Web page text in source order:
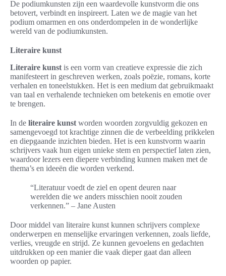
De podiumkunsten zijn een waardevolle kunstvorm die ons
betovert, verbindt en inspireert. Laten we de magie van het
podium omarmen en ons onderdompelen in de wonderlijke
wereld van de podiumkunsten.
Literaire kunst
Literaire kunst is een vorm van creatieve expressie die zich
manifesteert in geschreven werken, zoals poëzie, romans, korte
verhalen en toneelstukken. Het is een medium dat gebruikmaakt
van taal en verhalende technieken om betekenis en emotie over
te brengen.
In de literaire kunst worden woorden zorgvuldig gekozen en
samengevoegd tot krachtige zinnen die de verbeelding prikkelen
en diepgaande inzichten bieden. Het is een kunstvorm waarin
schrijvers vaak hun eigen unieke stem en perspectief laten zien,
waardoor lezers een diepere verbinding kunnen maken met de
thema’s en ideeën die worden verkend.
“Literatuur voedt de ziel en opent deuren naar
werelden die we anders misschien nooit zouden
verkennen.” – Jane Austen
Door middel van literaire kunst kunnen schrijvers complexe
onderwerpen en menselijke ervaringen verkennen, zoals liefde,
verlies, vreugde en strijd. Ze kunnen gevoelens en gedachten
uitdrukken op een manier die vaak dieper gaat dan alleen
woorden op papier.